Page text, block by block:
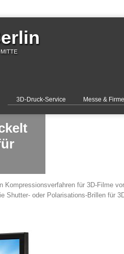
3D-Druck-Service Messe &
für 3D-Filme
Shutter- oder Polarisations-Brillen für